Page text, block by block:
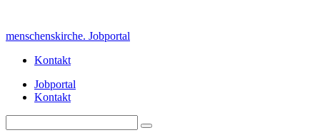
content
menschenskirche. Jobportal
Kontakt
Jobportal
Kontakt
for:
Search